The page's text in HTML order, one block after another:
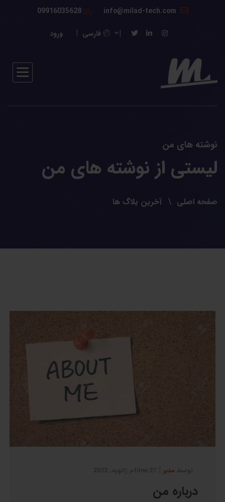
09916035628
فارسی ورود
نوشته های من
لیستی از نوشته های من
صفحه اصلی آخرین بلاگ ها
مدیر|
درباره من